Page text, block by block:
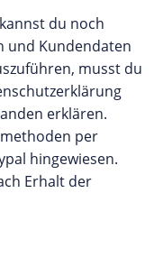
du noch
und Kundendaten
musst du
erklären.
per
hingewiesen.
Erhalt der